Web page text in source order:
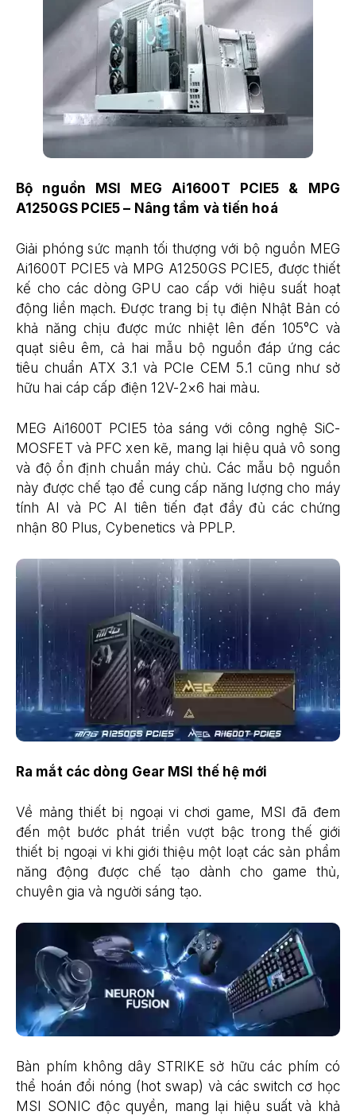
Bộ nguồn MSI MEG Ai1600T PCIE5 & MPG
A1250GS PCIE5 – Nâng tầm và tiến hoá
Giải phóng sức mạnh tối thượng với bộ nguồn MEG
Ai1600T PCIE5 và MPG A1250GS PCIE5, được thiết
kế cho các dòng GPU cao cấp với hiệu suất hoạt
động liền mạch. Được trang bị tụ điện Nhật Bản có
khả năng chịu được mức nhiệt lên đến 105°C và
quạt siêu êm, cả hai mẫu bộ nguồn đáp ứng các
tiêu chuẩn ATX 3.1 và PCIe CEM 5.1 cũng như sở
hữu hai cáp cấp điện 12V-2×6 hai màu.
MEG Ai1600T PCIE5 tỏa sáng với công nghệ SiC-
MOSFET và PFC xen kẽ, mang lại hiệu quả vô song
và độ ổn định chuẩn máy chủ. Các mẫu bộ nguồn
này được chế tạo để cung cấp năng lượng cho máy
tính AI và PC AI tiên tiến đạt đầy đủ các chứng
nhận 80 Plus, Cybenetics và PPLP.
Ra mắt các dòng Gear MSI thế hệ mới
Về mảng thiết bị ngoại vi chơi game, MSI đã đem
đến một bước phát triển vượt bậc trong thế giới
thiết bị ngoại vi khi giới thiệu một loạt các sản phẩm
năng động được chế tạo dành cho game thủ,
chuyên gia và người sáng tạo.
Bàn phím không dây STRIKE sở hữu các phím có
thể hoán đổi nóng (hot swap) và các switch cơ học
MSI SONIC độc quyền, mang lại hiệu suất và khả